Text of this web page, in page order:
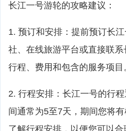
长江一号游轮的攻略建议：
1. 预订和安排：提前预订长
社、在线旅游平台或直接联
行程、费用和包含的服务项目
2. 行程安排：长江一号的行
间通常为5至7天，期间您将
了解行程安排，以便您可以